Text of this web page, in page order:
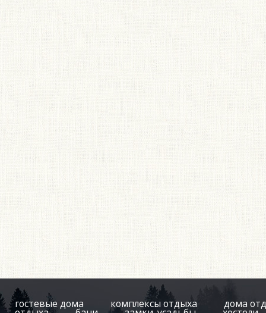
гостевые дома комплексы отдыха дома